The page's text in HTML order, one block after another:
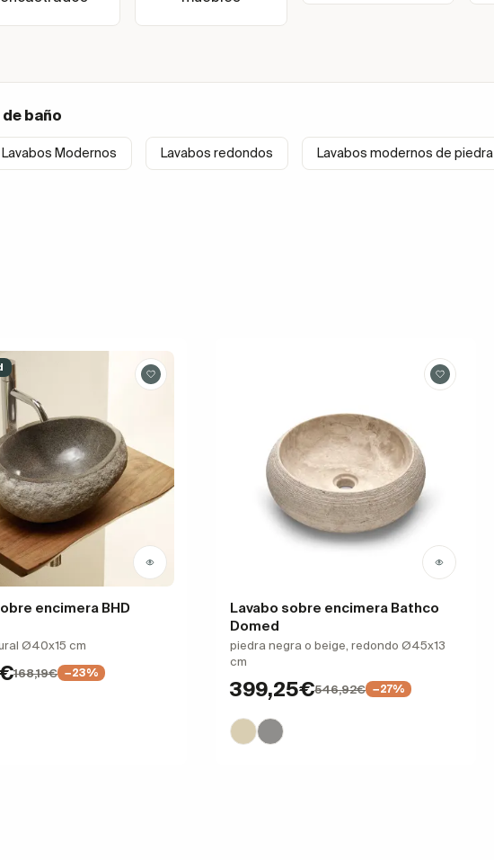
baño
Lavabos Modernos Lavabos redondos Lavabos modernos de piedra
encimera BHD
Ø40x15 cm
168,19€ −23%
Lavabo sobre encimera Bathco
Domed
piedra negra o beige, redondo Ø45x13
cm
399,25€546,92€ −27%